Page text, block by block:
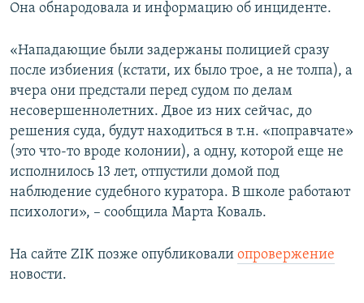
Она обнародовала и информацию об инциденте.
«Нападающие были задержаны полицией сразу
после избиения (кстати, их было трое, а не толпа), а
вчера они предстали перед судом по делам
несовершеннолетних. Двое из них сейчас, до
решения суда, будут находиться в т.н. «поправчате»
(это что-то вроде колонии), а одну, которой еще не
исполнилось 13 лет, отпустили домой под
наблюдение судебного куратора. В школе работают
психологи», – сообщила Марта Коваль.
На сайте ZIK позже опубликовали опровержение
новости.